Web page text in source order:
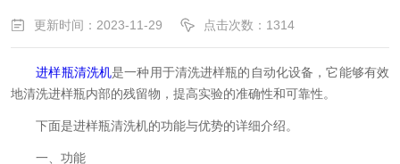
更新时间：2023-11-29 点击次数：1314
进样瓶清洗机是一种用于清洗进样瓶的自动化设备，它能够有效
地清洗进样瓶内部的残留物，提高实验的准确性和可靠性。
下面是进样瓶清洗机的功能与优势的详细介绍。
一、功能